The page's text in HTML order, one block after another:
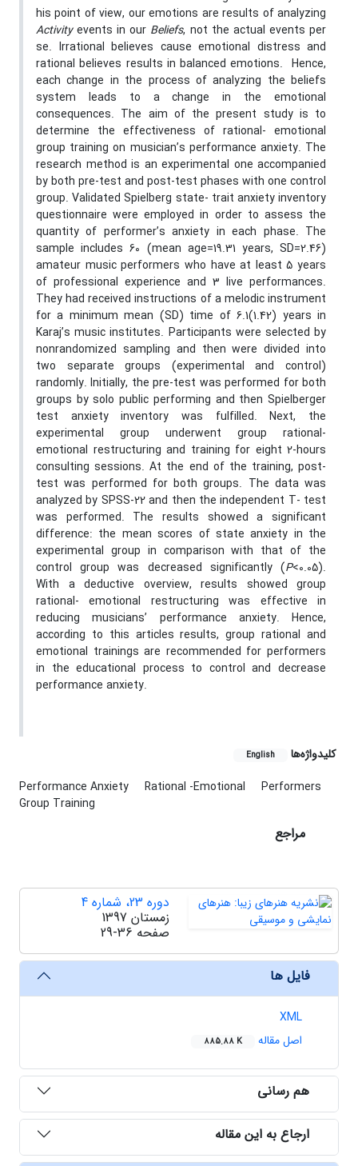
his point of view, our emotions are results of analyzing
Activityevents in our Beliefs, not the actual events per
se. Irrational believes cause emotional distress and
rational believes results in balanced emotions. Hence,
each change in the process of analyzing the beliefs
system leads to a change in the emotional
consequences. The aim of the present study is to
determine the effectiveness of rational- emotional
group training on musician’s performance anxiety. The
research method is an experimental one accompanied
by both pre-test and post-test phases with one control
group. Validated Spielberg state- trait anxiety inventory
questionnaire were employed in order to assess the
quantity of performer’s anxiety in each phase. The
sample includes 60 (mean age=19.31 years, SD=2.46)
amateur music performers who have at least 5 years
of professional experience and 3 live performances.
They had received instructions of a melodic instrument
for a minimum mean (SD) time of 6.1(1.42) years in
Karaj’s music institutes. Participants were selected by
nonrandomized sampling and then were divided into
two separate groups (experimental and control)
randomly. Initially, the pre-test was performed for both
groups by solo public performing and then Spielberger
test anxiety inventory was fulfilled. Next, the
experimental group underwent group rational-
emotional restructuring and training for eight 2-hours
consulting sessions. At the end of the training, post-
test was performed for both groups. The data was
analyzed by SPSS-22 and then the independent T- test
was performed. The results showed a significant
difference: the mean scores of state anxiety in the
experimental group in comparison with that of the
control group was decreased significantly (P<0.05).
With a deductive overview, results showed group
rational- emotional restructuring was effective in
reducing musicians’ performance anxiety. Hence,
according to this articles results, group rational and
emotional trainings are recommended for performers
in the educational process to control and decrease
performance anxiety.
کلیدواژه‌ها English
Performance Anxiety Rational -Emotional
Performers
Group Training
مراجع
دوره 23، شماره 4
زمستان 1397
صفحه 29-36
فایل ها
XML
اصل مقاله
885.88 K
هم رسانی
ارجاع به این مقاله